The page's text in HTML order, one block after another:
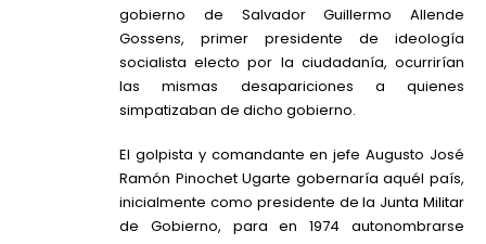
gobierno de Salvador Guillermo Allende
Gossens, primer presidente de ideología
socialista electo por la ciudadanía, ocurrirían
las mismas desapariciones a quienes
simpatizaban de dicho gobierno.
El golpista y comandante en jefe Augusto José
Ramón Pinochet Ugarte gobernaría aquél país,
inicialmente como presidente de la Junta Militar
de Gobierno, para en 1974 autonombrarse